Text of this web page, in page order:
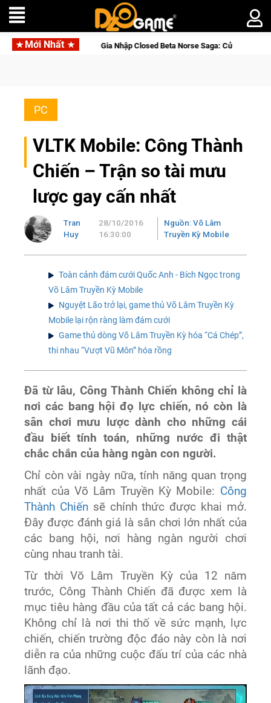
Mới Nhất
Gia Nhập Closed Beta Norse Saga: Cửu Giới Thức Tỉnh, Săn DJI
PC
VLTK Mobile: Công Thành
Chiến – Trận so tài mưu
lược gay cấn nhất
Tran
Huy
28/10/2016
16:30:00
Nguồn: Võ Lâm
Truyền Kỳ Mobile
Toàn cảnh đám cưới Quốc Anh - Bích Ngọc trong
Võ Lâm Truyền Kỳ Mobile
Nguyệt Lão trở lại, game thủ Võ Lâm Truyền Kỳ
Mobile lại rộn ràng làm đám cưới
Game thủ dòng Võ Lâm Truyền Kỳ hóa “Cá Chép”,
thi nhau “Vượt Vũ Môn” hóa rồng
Đã từ lâu, Công Thành Chiến không chỉ là
nơi các bang hội đọ lực chiến, nó còn là
sân chơi mưu lược dành cho những cái
đầu biết tính toán, những nước đi thật
chắc chắn của hàng ngàn con người.
Chỉ còn vài ngày nữa, tính năng quan trọng
nhất của Võ Lâm Truyền Kỳ Mobile: Công
Thành Chiến sẽ chính thức được khai mở.
Đây được đánh giá là sân chơi lớn nhất của
các bang hội, nơi hàng ngàn người chơi
cùng nhau tranh tài.
Từ thời Võ Lâm Truyền Kỳ của 12 năm
trước, Công Thành Chiến đã được xem là
mục tiêu hàng đầu của tất cả các bang hội.
Không chỉ là nơi thi thố về sức mạnh, lực
chiến, chiến trường độc đáo này còn là nơi
diễn ra của những cuộc đấu trí của các nhà
lãnh đạo.